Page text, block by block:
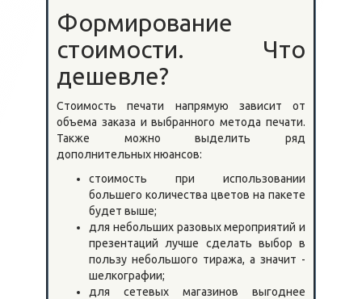
Формирование
стоимости. Что
дешевле?
Стоимость печати напрямую зависит от
объема заказа и выбранного метода печати.
Также можно выделить ряд
дополнительных нюансов:
стоимость при использовании
большего количества цветов на пакете
будет выше;
для небольших разовых мероприятий и
презентаций лучше сделать выбор в
пользу небольшого тиража, а значит -
шелкографии;
для сетевых магазинов выгоднее